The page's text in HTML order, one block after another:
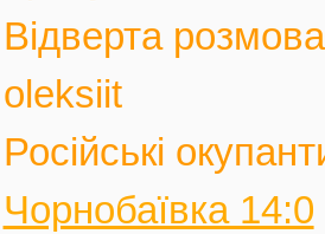
Відверта
oleksiit
Російські
Чорнобаївка 14:0